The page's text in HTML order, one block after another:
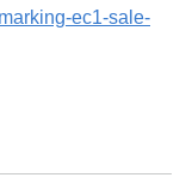
ec1-sale-